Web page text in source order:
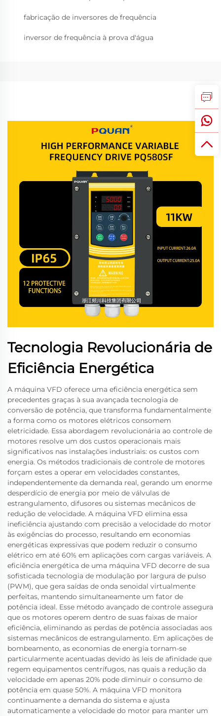
fabricação de inversores de frequência
inversor de frequência à prova d'água
Tecnologia Revolucionária de
Eficiência Energética
A máquina VFD oferece uma eficiência energética sem
precedentes graças à sua avançada tecnologia de
conversão de potência, que transforma fundamentalmente
a forma como os motores elétricos consomem
eletricidade. Essa abordagem revolucionária ao controle de
motores resolve um dos custos operacionais mais
significativos nas instalações industriais: os custos com
energia. Os métodos tradicionais de controle de motores
forçam estes a operar em velocidades constantes,
independentemente da demanda real, gerando um enorme
desperdício de energia por meio de válvulas de
estrangulamento, difusores ou sistemas mecânicos de
redução de velocidade. A máquina VFD elimina essa
ineficiência ajustando com precisão a velocidade do motor
às exigências do processo, resultando em economias
energéticas expressivas que podem reduzir o consumo
elétrico em até 60% em aplicações com cargas variáveis. A
eficiência energética de uma máquina VFD decorre de sua
sofisticada tecnologia de modulação por largura de pulso
(PWM), que gera saídas de onda senoidal virtualmente
perfeitas, mantendo simultaneamente um fator de
potência ideal. Esse método avançado de controle assegura
que os motores operem dentro de suas faixas de maior
eficiência, eliminando as perdas de potência associadas aos
sistemas mecânicos de estrangulamento. Em aplicações de
bombeamento, as economias de energia tornam-se
particularmente acentuadas devido às leis de afinidade que
regem equipamentos centrífugos, nas quais a redução da
velocidade em apenas 20% pode diminuir o consumo de
potência em quase 50%. A máquina VFD monitora
continuamente a demanda do sistema e ajusta
automaticamente a velocidade do motor para manter um